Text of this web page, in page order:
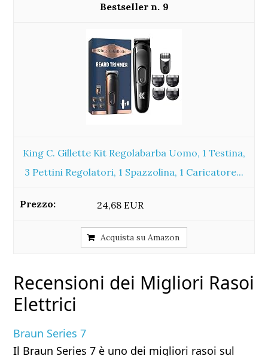
9
King C. Gillette Kit Regolabarba Uomo, 1 Testina,
3 Pettini Regolatori, 1 Spazzolina, 1 Caricatore...
24,68 EUR
Acquista su Amazon
Recensioni dei Migliori Rasoi
Elettrici
Braun Series 7
Il Braun Series 7 è uno dei migliori rasoi sul